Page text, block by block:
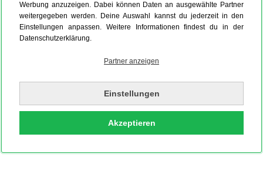
Werbung anzuzeigen. Dabei können Daten an ausgewählte Partner
weitergegeben werden. Deine Auswahl kannst du jederzeit in den
Einstellungen anpassen. Weitere Informationen findest du in der
Datenschutzerklärung.
Partner anzeigen
Einstellungen
Akzeptieren